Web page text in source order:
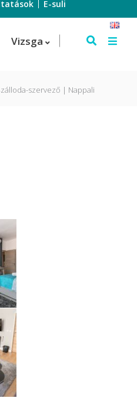
E-suli
(turisztikai
ügyintéző
ügyintéző
Vizsga
szervező | Nappali